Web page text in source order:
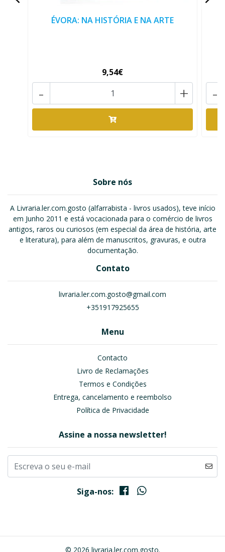
ÉVORA: NA HISTÓRIA E NA ARTE
9,54€
+
- -
Sobre nós
A Livraria.ler.com.gosto (alfarrabista - livros usados), teve início
em Junho 2011 e está vocacionada para o comércio de livros
antigos, raros ou curiosos (em especial da área de história, arte
e literatura), para além de manuscritos, gravuras, e outra
documentação.
Contato
livraria.ler.com.gosto@gmail.com
+351917925655
Menu
Contacto
Livro de Reclamações
Termos e Condições
Entrega, cancelamento e reembolso
Política de Privacidade
Assine a nossa newsletter!
Siga-nos:
© 2026 livraria.ler.com.gosto.